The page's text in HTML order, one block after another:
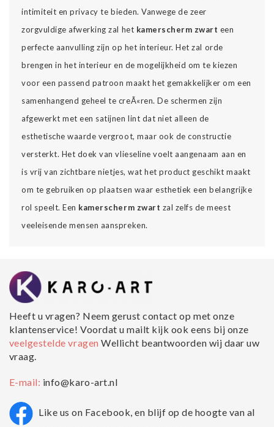
intimiteit en privacy te bieden. Vanwege de zeer
zorgvuldige afwerking zal het kamerscherm zwart een
perfecte aanvulling zijn op het interieur. Het zal orde
brengen in het interieur en de mogelijkheid om te kiezen
voor een passend patroon maakt het gemakkelijker om een
samenhangend geheel te creÃ«ren. De schermen zijn
afgewerkt met een satijnen lint dat niet alleen de
esthetische waarde vergroot, maar ook de constructie
versterkt. Het doek van vlieseline voelt aangenaam aan en
is vrij van zichtbare nietjes, wat het product geschikt maakt
om te gebruiken op plaatsen waar esthetiek een belangrijke
rol speelt. Een kamerscherm zwart zal zelfs de meest
veeleisende mensen aanspreken.
Heeft u vragen? Neem gerust contact op met onze
klantenservice! Voordat u mailt kijk ook eens bij onze
veelgestelde vragenWellicht beantwoorden wij daar uw
vraag.
E-mail: info@karo-art.nl
Like us on Facebook, en blijf op de hoogte van al